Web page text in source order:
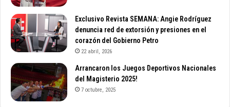
Exclusivo Revista SEMANA: Angie Rodríguez
denuncia red de extorsión y presiones en el
corazón del Gobierno Petro
22 abril, 2026
Arrancaron los Juegos Deportivos Nacionales
del Magisterio 2025!
7 octubre, 2025